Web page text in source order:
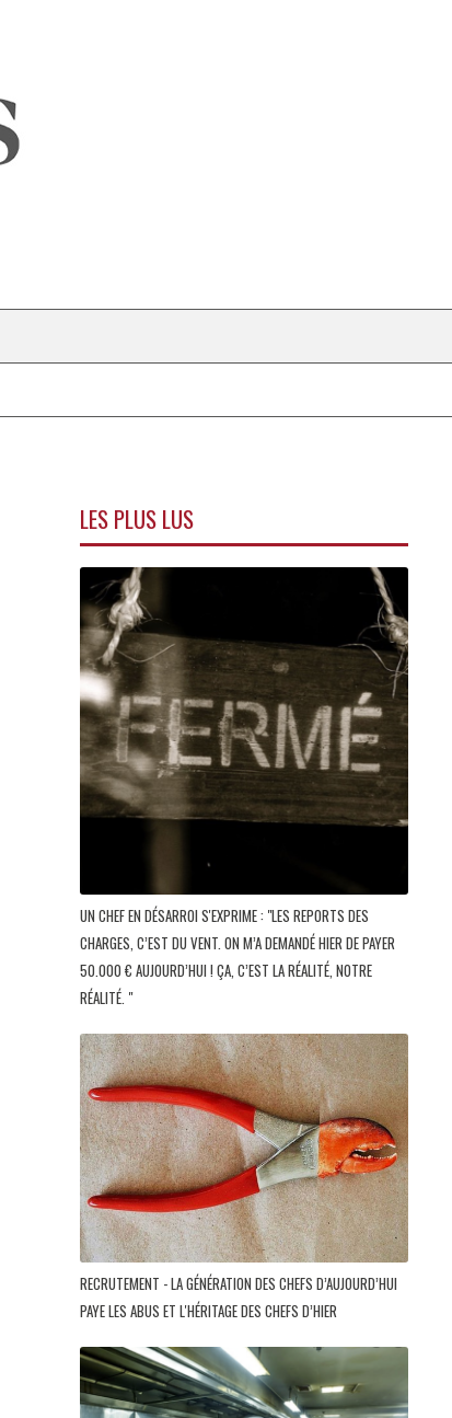
LES PLUS LUS
UN CHEF EN DÉSARROI S'EXPRIME : "LES REPORTS DES
CHARGES, C’EST DU VENT. ON M’A DEMANDÉ HIER DE PAYER
50.000 € AUJOURD’HUI ! ÇA, C’EST LA RÉALITÉ, NOTRE
RÉALITÉ. "
RECRUTEMENT - LA GÉNÉRATION DES CHEFS D’AUJOURD’HUI
PAYE LES ABUS ET L'HÉRITAGE DES CHEFS D’HIER